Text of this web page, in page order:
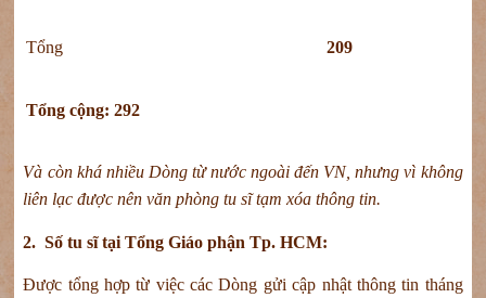
Tổng 209
Tổng cộng: 292
Và còn khánhiều Dòng từ nước ngoài đến VN, nhưng vì không
liên lạc được nên văn phòng tu sĩ tạm xóa thông tin.
2. Số tu sĩ tại Tổng Giáo phận Tp. HCM:
Được tổng hợp từ việc các Dòng gửi cập nhật thông tin tháng